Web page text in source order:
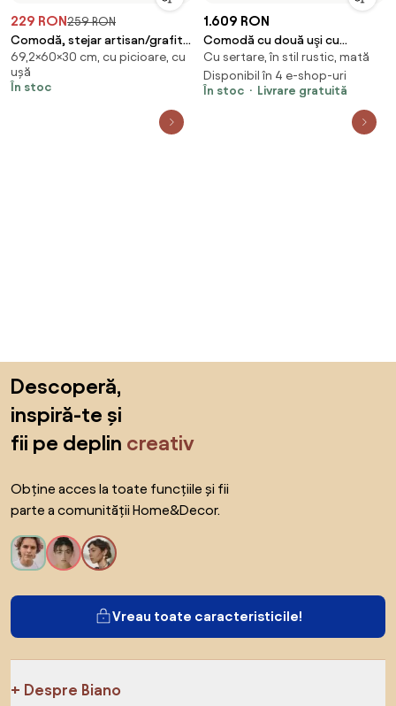
229 RON259 RON
Comodă, stejar artisan/grafit,
ADELI TYPE 1
69,2×60×30 cm, cu picioare, cu
ușă
În stoc
1.609 RON
Comodă cu două uşi cu
sertare, samoa king, KORA KK3
Cu sertare, în stil rustic, mată
Disponibil în 4 e-shop-uri
În stoc
Livrare gratuită
Descoperă,
inspiră-te și
fii pe deplin creativ
Obține acces la toate funcțiile și fii
parte a comunității Home&Decor.
Vreau toate caracteristicile!
Despre Biano